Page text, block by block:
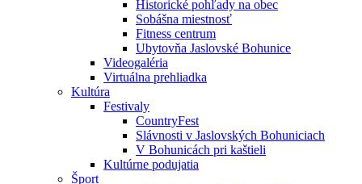
Historické pohľady na obec
Sobášna miestnosť
Fitness centrum
Ubytovňa Jaslovské Bohunice
Videogaléria
Virtuálna prehliadka
Kultúra
Festivaly
CountryFest
Slávnosti v Jaslovských Bohuniciach
V Bohunicách pri kaštieli
Kultúrne podujatia
Šport